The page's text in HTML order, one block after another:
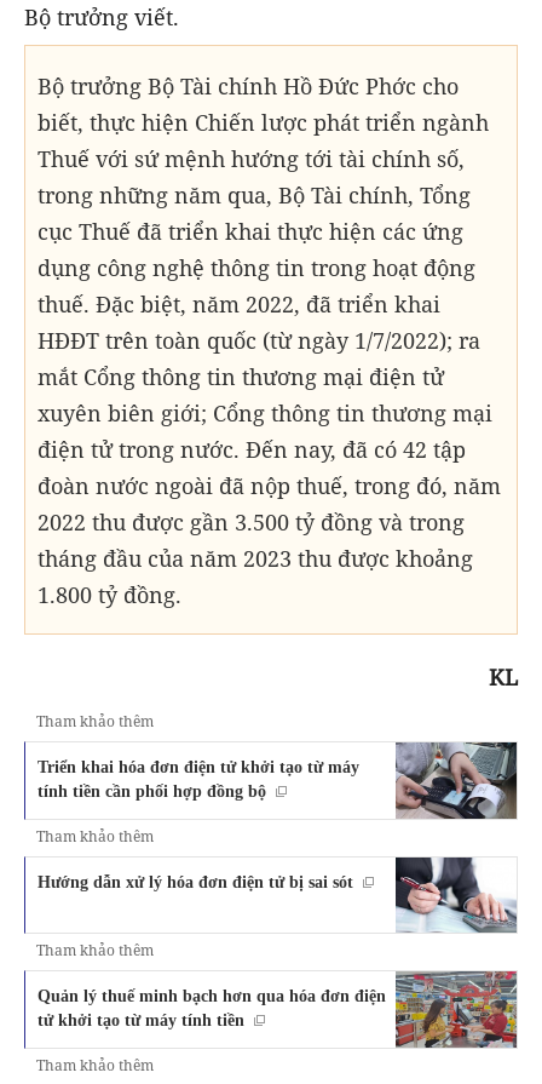
Bộ trưởng viết.
Bộ trưởng Bộ Tài chính Hồ Đức Phớc cho
biết, thực hiện Chiến lược phát triển ngành
Thuế với sứ mệnh hướng tới tài chính số,
trong những năm qua, Bộ Tài chính, Tổng
cục Thuế đã triển khai thực hiện các ứng
dụng công nghệ thông tin trong hoạt động
thuế. Đặc biệt, năm 2022, đã triển khai
HĐĐT trên toàn quốc (từ ngày 1/7/2022); ra
mắt Cổng thông tin thương mại điện tử
xuyên biên giới; Cổng thông tin thương mại
điện tử trong nước. Đến nay, đã có 42 tập
đoàn nước ngoài đã nộp thuế, trong đó, năm
2022 thu được gần 3.500 tỷ đồng và trong
tháng đầu của năm 2023 thu được khoảng
1.800 tỷ đồng.
KL
Tham khảo thêm
Triển khai hóa đơn điện tử khởi tạo từ máy
tính tiền cần phối hợp đồng bộ
Tham khảo thêm
Hướng dẫn xử lý hóa đơn điện tử bị sai sót
Tham khảo thêm
Quản lý thuế minh bạch hơn qua hóa đơn điện
tử khởi tạo từ máy tính tiền
Tham khảo thêm